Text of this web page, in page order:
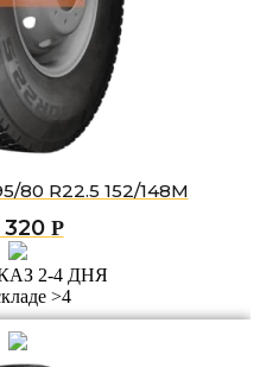
80 R22.5 152/148M
320 Р
2-4 ДНЯ
>4